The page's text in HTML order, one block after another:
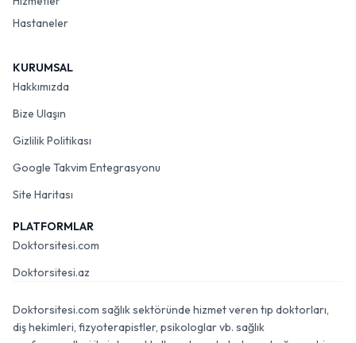
Hastaneler
KURUMSAL
Hakkımızda
Bize Ulaşın
Gizlilik Politikası
Google Takvim Entegrasyonu
Site Haritası
PLATFORMLAR
Doktorsitesi.com
Doktorsitesi.az
Doktorsitesi.com sağlık sektöründe hizmet veren tıp doktorları,
diş hekimleri, fizyoterapistler, psikologlar vb. sağlık